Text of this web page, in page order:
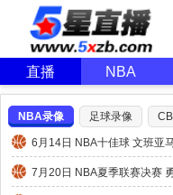
直播 NBA
NBA录像 足球录像
6月14日 NBA十佳球 文班亚
7月20日 NBA夏季联赛决赛